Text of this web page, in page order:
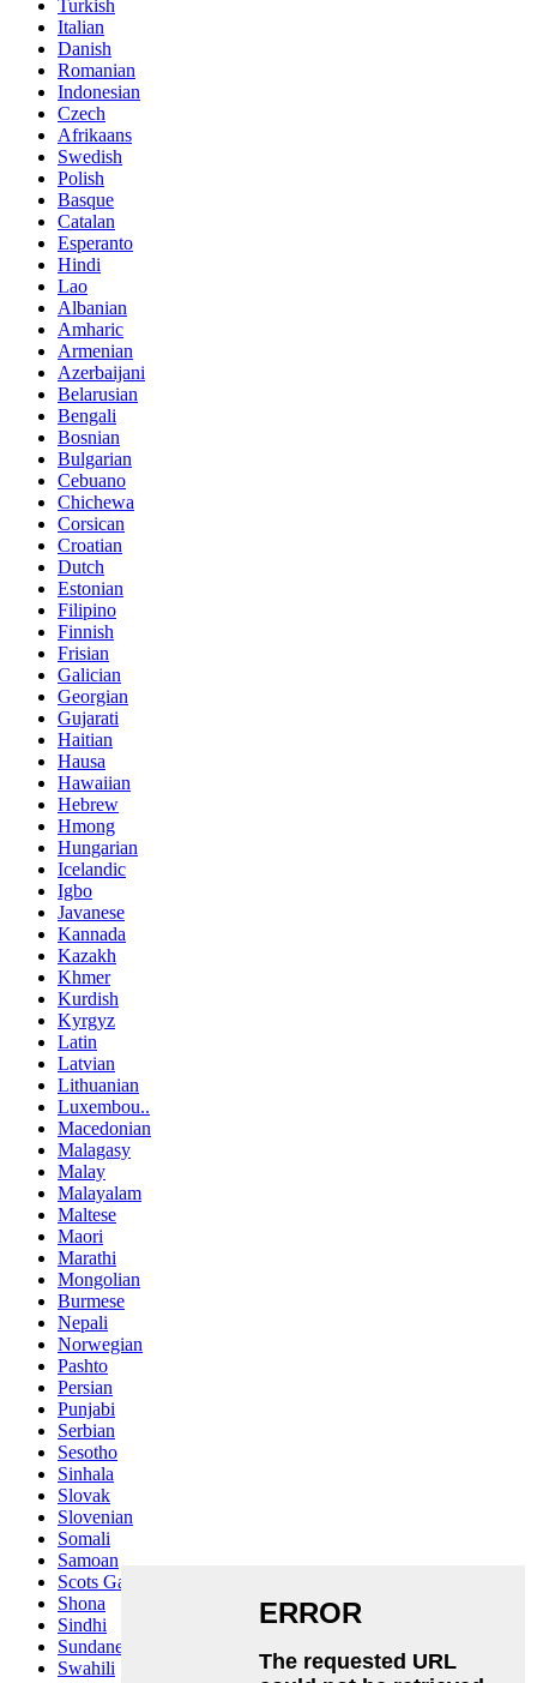
Turkish
Italian
Danish
Romanian
Indonesian
Czech
Afrikaans
Swedish
Polish
Basque
Catalan
Esperanto
Hindi
Lao
Albanian
Amharic
Armenian
Azerbaijani
Belarusian
Bengali
Bosnian
Bulgarian
Cebuano
Chichewa
Corsican
Croatian
Dutch
Estonian
Filipino
Finnish
Frisian
Galician
Georgian
Gujarati
Haitian
Hausa
Hawaiian
Hebrew
Hmong
Hungarian
Icelandic
Igbo
Javanese
Kannada
Kazakh
Khmer
Kurdish
Kyrgyz
Latin
Latvian
Lithuanian
Luxembou..
Macedonian
Malagasy
Malay
Malayalam
Maltese
Maori
Marathi
Mongolian
Burmese
Nepali
Norwegian
Pashto
Persian
Punjabi
Serbian
Sesotho
Sinhala
Slovak
Slovenian
Somali
Samoan
Scots Gaelic
Shona
Sindhi
Sundanese
Swahili